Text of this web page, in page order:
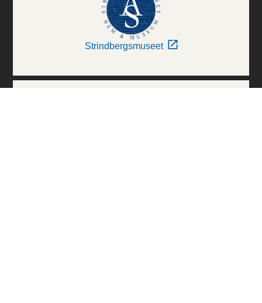
Strindbergsmuseet